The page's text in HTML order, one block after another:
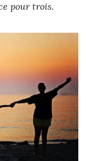
pour trois.